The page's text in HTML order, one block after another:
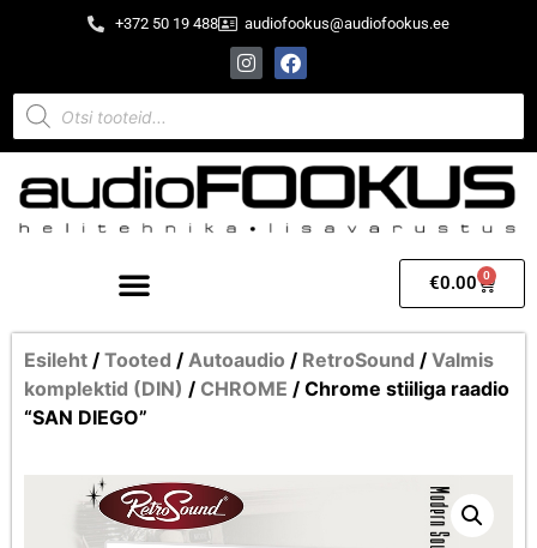
+372 50 19 488 audiofookus@audiofookus.ee
€0.00 0
Esileht / Tooted / Autoaudio / RetroSound / Valmis
komplektid (DIN) / CHROME / Chrome stiiliga raadio
“SAN DIEGO”